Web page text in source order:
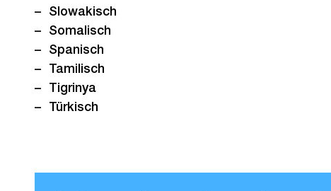
Slowakisch
Somalisch
Spanisch
Tamilisch
Tigrinya
Türkisch